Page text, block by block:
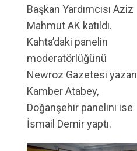
Başkan Yardımcısı Aziz
Mahmut AK katıldı.
Kahta’daki panelin
moderatörlüğünü
Newroz Gazetesi yazarı
Kamber Atabey,
Doğanşehir panelini ise
İsmail Demir yaptı.